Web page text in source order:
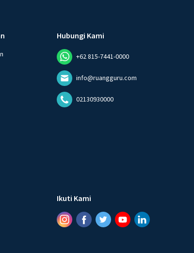
Hubungi Kami
+62 815-7441-0000
info@ruangguru.com
02130930000
Ikuti Kami